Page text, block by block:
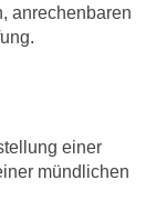
anrechenbaren
einer
mündlichen